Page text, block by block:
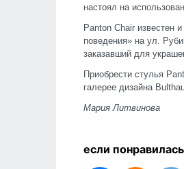
настоял на
Panton Chair известен
поведения» на ул.
заказавший для
Приобрести стулья
галерее дизайна
Мария Литвинова
если